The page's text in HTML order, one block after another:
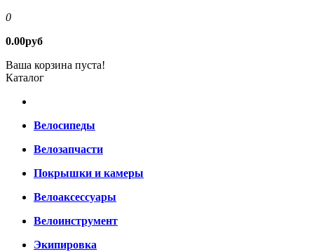
0
0.00руб
Ваша корзина пуста!
Каталог
Велосипеды
Велозапчасти
Покрышки и камеры
Велоаксессуары
Велоинструмент
Экипировка